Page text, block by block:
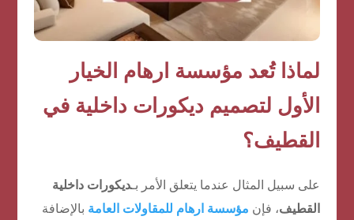
لماذا تُعد مؤسسة ارهام الخيار
الأول لتصميم ديكورات داخلية في
القطيف؟
على سبيل المثال عندما يتعلق الأمر بـديكورات داخلية
القطيف، فإن مؤسسة ارهام للمقاولات العامة بالإضافة